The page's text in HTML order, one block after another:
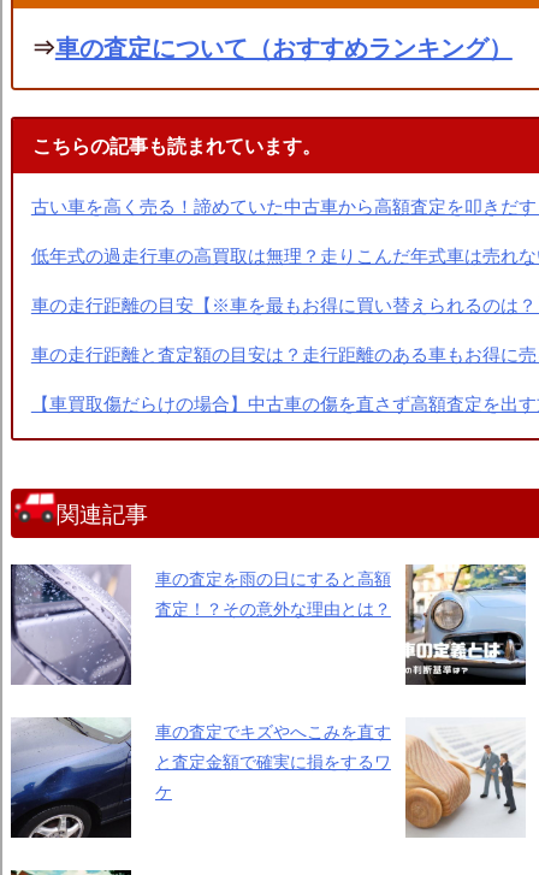
⇒車の査定について（おすすめランキング）
こちらの記事も読まれています。
古い車を高く売る！諦めていた中古車から高額査定を叩きだ
低年式の過走行車の高買取は無理？走りこんだ年式車は売れ
車の走行距離の目安【※車を最もお得に買い替えられるのは
車の走行距離と査定額の目安は？走行距離のある車もお得に
【車買取傷だらけの場合】中古車の傷を直さず高額査定を出
関連記事
車の査定を雨の日にすると高額
査定！？その意外な理由とは？
車の査定でキズやへこみを直す
と査定金額で確実に損をするワ
ケ